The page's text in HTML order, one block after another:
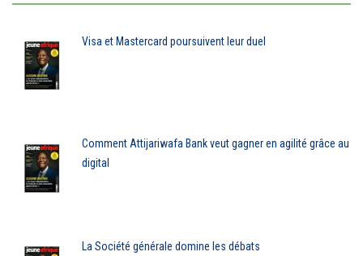
Visa et Mastercard poursuivent leur duel
Comment Attijariwafa Bank veut gagner en agilité grâce au
digital
La Société générale domine les débats